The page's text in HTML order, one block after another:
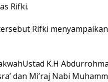
Rifki.
Rifki
K.H
dan Mi’raj Nabi